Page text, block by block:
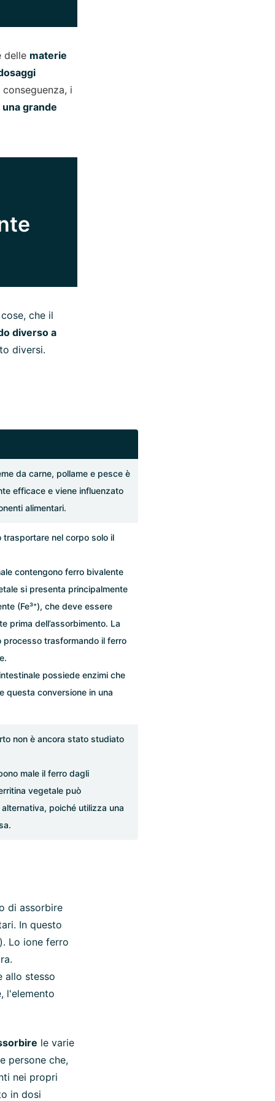
delle materie
i
grande
che il
diverso a
diversi.
da carne, pollame e pesce è
efficace e viene influenzato
alimentari.
nel corpo solo il
contengono ferro bivalente
si presenta principalmente
(Fe³⁺), che deve essere
prima dell’assorbimento. La
processo trasformando il ferro
possiede enzimi che
questa conversione in una
non è ancora stato studiato
male il ferro dagli
vegetale può
poiché utilizza una
di assorbire
In questo
Lo ione ferro
allo stesso
l'elemento
le varie
persone che,
nei propri
in dosi